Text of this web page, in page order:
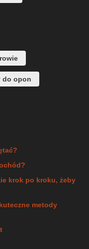
do opon
krok po kroku, żeby
metody